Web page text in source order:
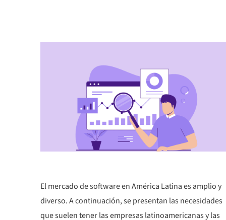
El mercado de software en América Latina es amplio y
diverso. A continuación, se presentan las necesidades
que suelen tener las empresas latinoamericanas y las